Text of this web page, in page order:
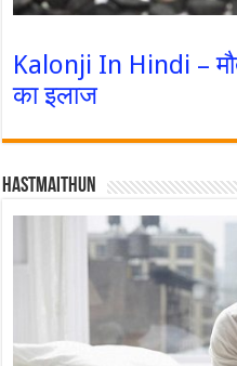
Kalonji In Hindi –
का इलाज
Hastmaithun